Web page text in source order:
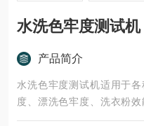
水洗色牢度测试机
产品简介
水洗色牢度测试机适用于
度、漂洗色牢度、洗衣粉
验，最高温度可达95℃，还